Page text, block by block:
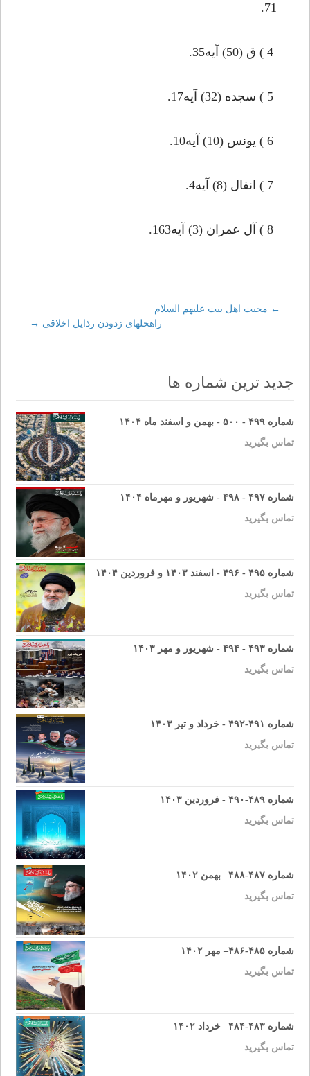
71.
Post
← محبت اهل بيت عليهم السلام
راه‏حلهاى زدودن رذايل اخلاقى →
جدید ترین شماره ها
شماره ۴۹۹ - ۵۰۰ - بهمن و اسفند ماه ۱۴۰۴
تماس بگیرید
شماره ۴۹۷ - ۴۹۸ - شهریور و مهرماه ۱۴۰۴
تماس بگیرید
شماره ۴۹۵ - ۴۹۶ - اسفند ۱۴۰۳ و فروردین ۱۴۰۴
تماس بگیرید
شماره ۴۹۳ - ۴۹۴ - شهریور و مهر ۱۴۰۳
تماس بگیرید
شماره ۴۹۱-۴۹۲ - خرداد و تیر ۱۴۰۳
تماس بگیرید
شماره ۴۸۹-۴۹۰ - فروردین ۱۴۰۳
تماس بگیرید
شماره ۴۸۷-۴۸۸– بهمن ۱۴۰۲
تماس بگیرید
شماره ۴۸۵-۴۸۶– مهر ۱۴۰۲
تماس بگیرید
شماره ۴۸۳-۴۸۴– خرداد ۱۴۰۲
تماس بگیرید